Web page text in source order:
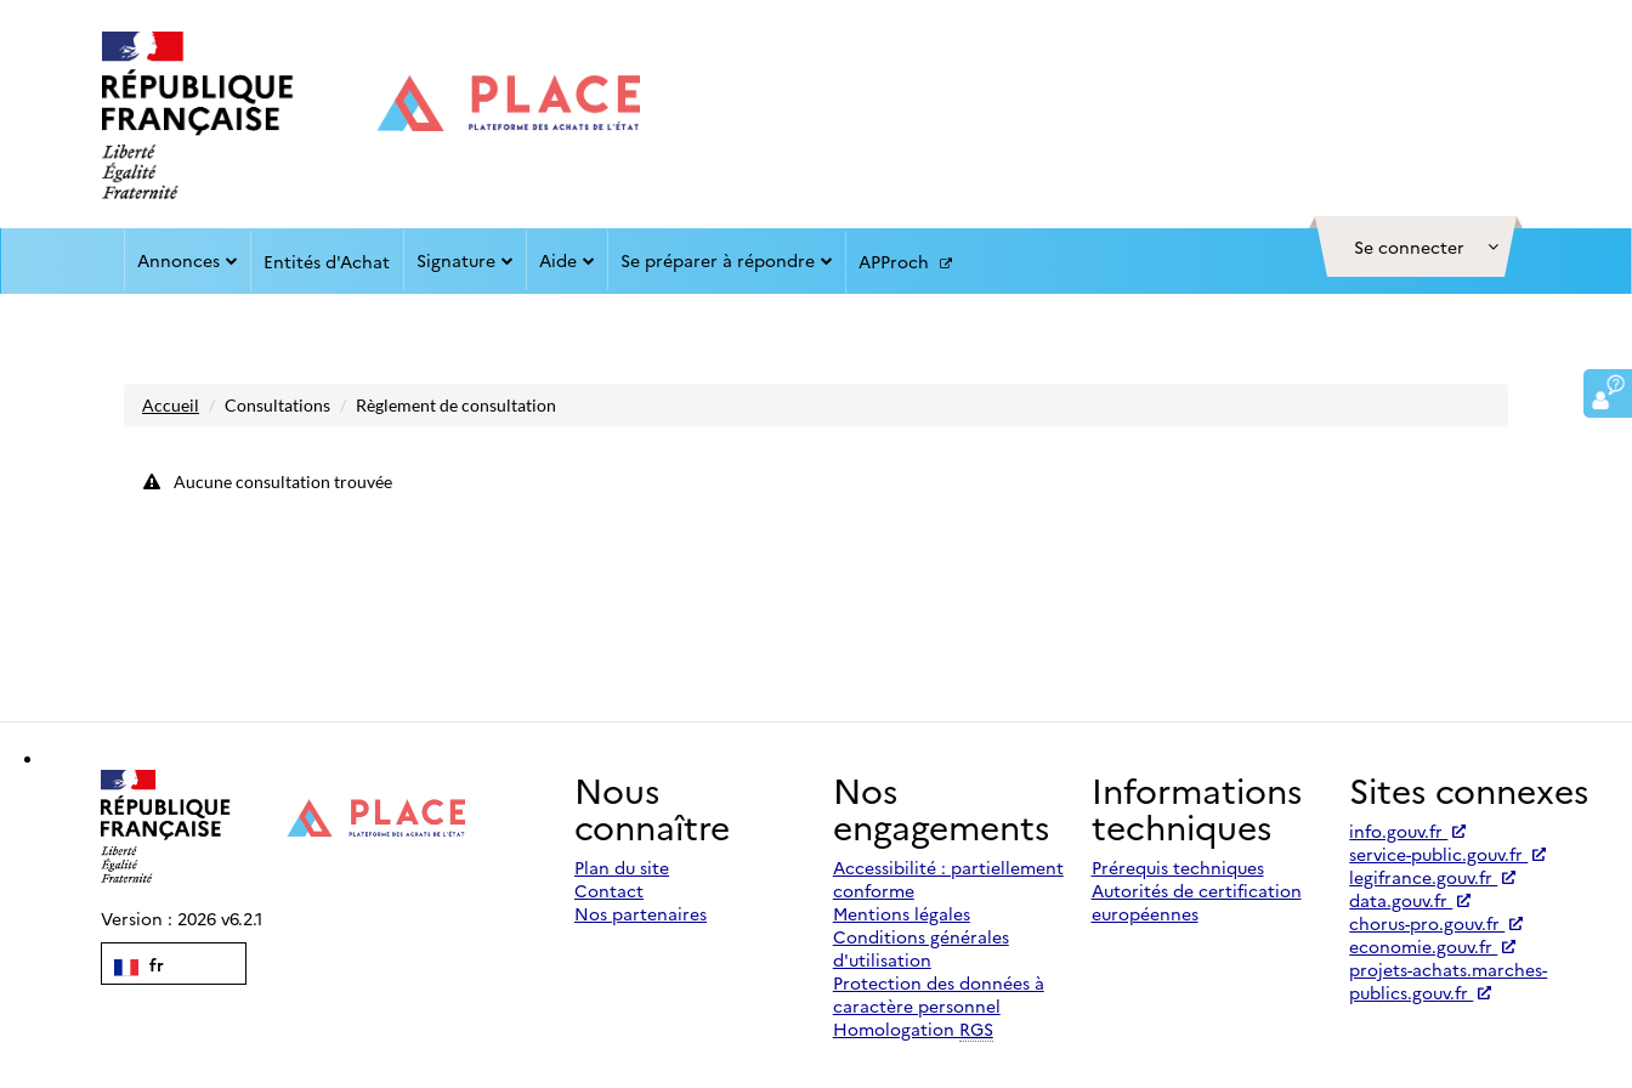
Se connecter
Annonces Entités d'Achat Signature Aide Se préparer à répondre APProch
Accueil Consultations Règlement de consultation
Aucune consultation trouvée
Version : 2026 v6.2.1
fr
Nous
connaître
Plan du site
Contact
Nos partenaires
Nos
engagements
Accessibilité : partiellement
conforme
Mentions légales
Conditions générales
d'utilisation
Protection des données à
caractère personnel
Homologation RGS
Informations
techniques
Prérequis techniques
Autorités de certification
européennes
Sites connexes
info.gouv.fr
service-public.gouv.fr
legifrance.gouv.fr
data.gouv.fr
chorus-pro.gouv.fr
economie.gouv.fr
projets-achats.marches-
publics.gouv.fr